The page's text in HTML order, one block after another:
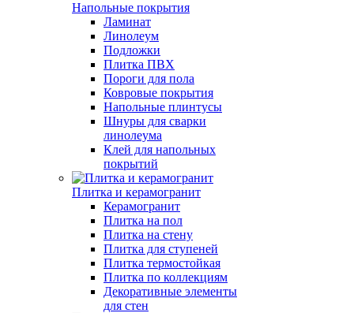
Напольные покрытия
Ламинат
Линолеум
Подложки
Плитка ПВХ
Пороги для пола
Ковровые покрытия
Напольные плинтусы
Шнуры для сварки
линолеума
Клей для напольных
покрытий
Плитка и керамогранит
Керамогранит
Плитка на пол
Плитка на стену
Плитка для ступеней
Плитка термостойкая
Плитка по коллекциям
Декоративные элементы
для стен